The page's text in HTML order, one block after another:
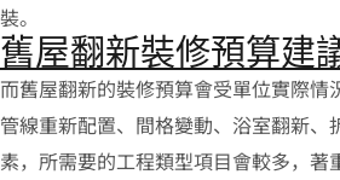
裝。
舊屋翻新裝修預算建
而舊屋翻新的裝修預算會受單位實際情
管線重新配置、間格變動、浴室翻新、
素，所需要的工程類型項目會較多，著